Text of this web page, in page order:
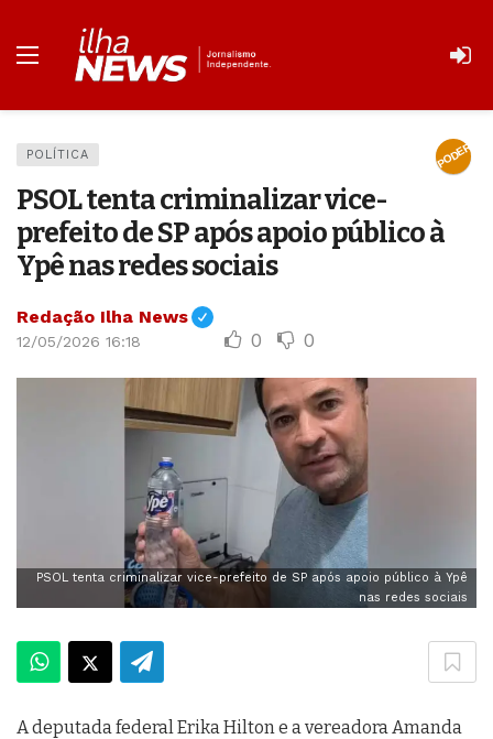
PODER
POLÍTICA
PSOL tenta criminalizar vice-
prefeito de SP após apoio público à
Ypê nas redes sociais
Redação Ilha News
12/05/2026 16:18 0 0
PSOL tenta criminalizar vice-prefeito de SP após apoio público à Ypê
nas redes sociais
A deputada federal Erika Hilton e a vereadora Amanda